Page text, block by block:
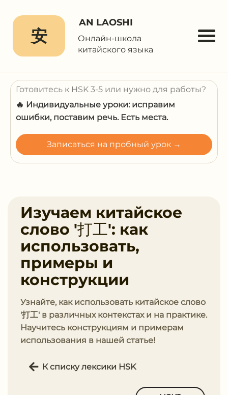
安
AN LAOSHI
Онлайн-школа
китайского языка
Готовитесь к HSK 3-5 или нужно для работы?
🔥 Индивидуальные уроки: исправим
ошибки, поставим речь. Есть места.
Записаться на пробный урок →
Изучаем китайское
слово '打工': как
использовать,
примеры и
конструкции
Узнайте, как использовать китайское слово
'打工' в различных контекстах и на практике.
Научитесь конструкциям и примерам
использования в нашей статье!
К списку лексики HSK